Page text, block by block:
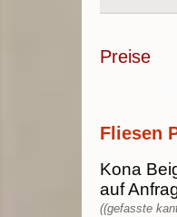
Preise
Fliesen
Kona
auf
((gefasste